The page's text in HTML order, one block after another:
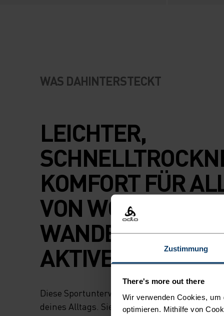
Zustimmung
There's more out there
Wir verwenden Cookies,
optimieren. Mithilfe von
WAS DAHINTERSTECKT
LEICHTER,
KOMFORT FÜR
VON WORKOUT BIS
WANDERUNG
AKTIVE TAGE.
Diese Sportunterwäsche begleitet dich durch
deines Alltags. Sie besteht aus einem extrem